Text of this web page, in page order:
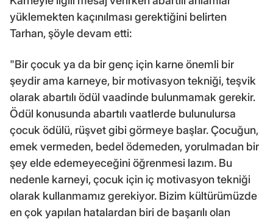
yüklemekten kaçınılması gerektiğini belirten
Tarhan, şöyle devam etti:
"Bir çocuk ya da bir genç için karne önemli bir
şeydir ama karneye, bir motivasyon tekniği, teşvik
olarak abartılı ödül vaadinde bulunmamak gerekir.
Ödül konusunda abartılı vaatlerde bulunulursa
çocuk ödülü, rüşvet gibi görmeye başlar. Çocuğun,
emek vermeden, bedel ödemeden, yorulmadan bir
şey elde edemeyeceğini öğrenmesi lazım. Bu
nedenle karneyi, çocuk için iç motivasyon tekniği
olarak kullanmamız gerekiyor. Bizim kültürümüzde
en çok yapılan hatalardan biri de başarılı olan